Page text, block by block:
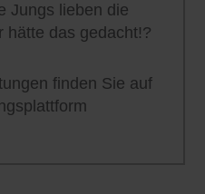
Jungs lieben die
hätte das gedacht!?
finden Sie auf